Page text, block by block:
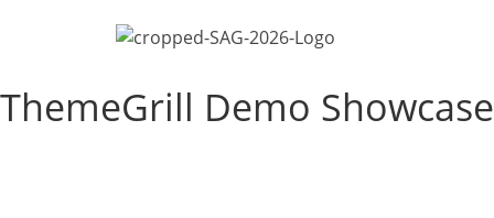
ThemeGrill Demo Showcase